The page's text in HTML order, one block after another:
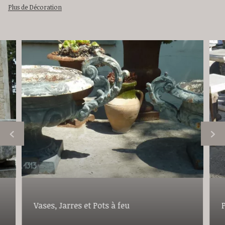
Plus de Décoration
Vases, Jarres et Pots à feu